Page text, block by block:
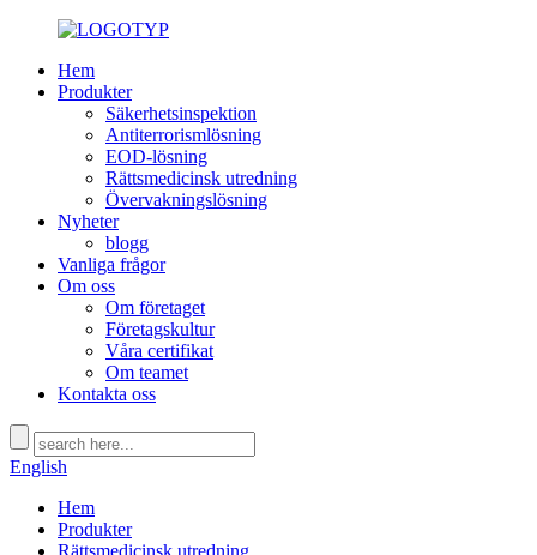
Hem
Produkter
Säkerhetsinspektion
Antiterrorismlösning
EOD-lösning
Rättsmedicinsk utredning
Övervakningslösning
Nyheter
blogg
Vanliga frågor
Om oss
Om företaget
Företagskultur
Våra certifikat
Om teamet
Kontakta oss
English
Hem
Produkter
Rättsmedicinsk utredning